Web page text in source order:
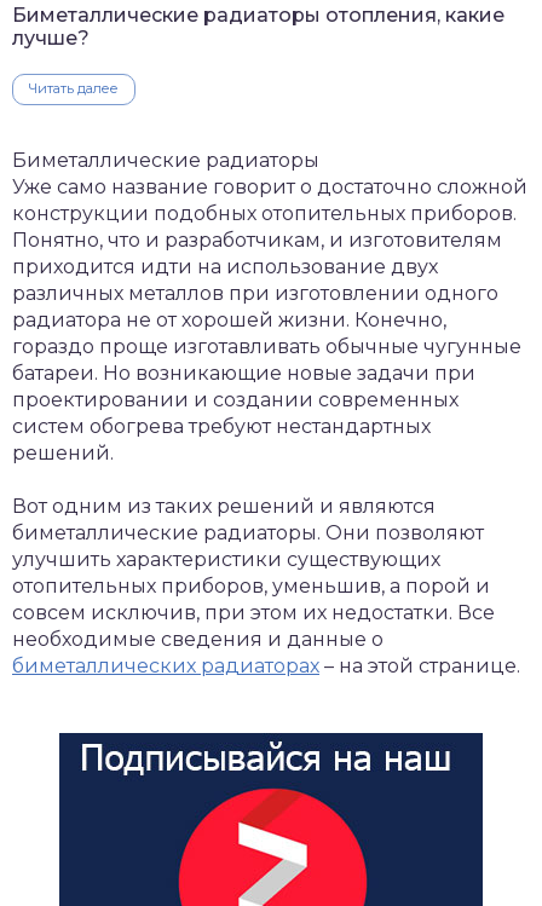
Биметаллические радиаторы отопления, какие
лучше?
Читать далее
Биметаллические радиаторы
Уже само название говорит о достаточно сложной
конструкции подобных отопительных приборов.
Понятно, что и разработчикам, и изготовителям
приходится идти на использование двух
различных металлов при изготовлении одного
радиатора не от хорошей жизни. Конечно,
гораздо проще изготавливать обычные чугунные
батареи. Но возникающие новые задачи при
проектировании и создании современных
систем обогрева требуют нестандартных
решений.
Вот одним из таких решений и являются
биметаллические радиаторы. Они позволяют
улучшить характеристики существующих
отопительных приборов, уменьшив, а порой и
совсем исключив, при этом их недостатки. Все
необходимые сведения и данные о
биметаллических радиаторах – на этой странице.